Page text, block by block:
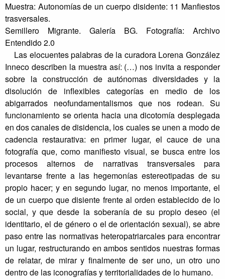
Muestra: Autonomías de un cuerpo disidente: 11 Manfiestos
trasversales.
Semillero Migrante. Galería BG. Fotografía: Archivo
Entendido 2.0
Las elocuentes palabras de la curadora Lorena González
Inneco describen la muestra así: (…) nos invita a responder
sobre la construcción de autónomas diversidades y la
disolución de inflexibles categorías en medio de los
abigarrados neofundamentalismos que nos rodean. Su
funcionamiento se orienta hacia una dicotomía desplegada
en dos canales de disidencia, los cuales se unen a modo de
cadencia restaurativa: en primer lugar, el cauce de una
fotografía que, como manifiesto visual, se busca entre los
procesos alternos de narrativas transversales para
levantarse frente a las hegemonías estereotipadas de su
propio hacer; y en segundo lugar, no menos importante, el
de un cuerpo que disiente frente al orden establecido de lo
social, y que desde la soberanía de su propio deseo (el
identitario, el de género o el de orientación sexual), se abre
paso entre las normativas heteropatriarcales para encontrar
un lugar, restructurando en ambos sentidos nuestras formas
de relatar, de mirar y finalmente de ser uno, un otro uno
dentro de las iconografías y territorialidades de lo humano.